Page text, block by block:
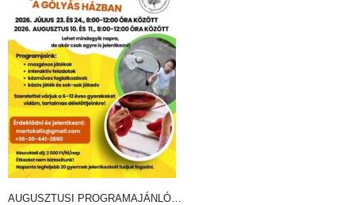
AUGUSZTUSI PROGRAMAJÁNLÓ…